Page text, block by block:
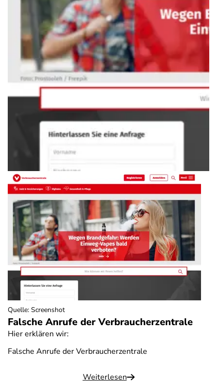
Falsche Anrufe der Verbraucherzentrale
Hier erklären wir:
Falsche Anrufe der Verbraucherzentrale
Weiterlesen
Quelle: Screenshot